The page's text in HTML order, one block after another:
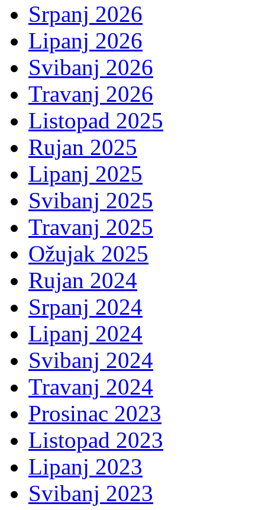
Srpanj 2026
Lipanj 2026
Svibanj 2026
Travanj 2026
Listopad 2025
Rujan 2025
Lipanj 2025
Svibanj 2025
Travanj 2025
Ožujak 2025
Rujan 2024
Srpanj 2024
Lipanj 2024
Svibanj 2024
Travanj 2024
Prosinac 2023
Listopad 2023
Lipanj 2023
Svibanj 2023